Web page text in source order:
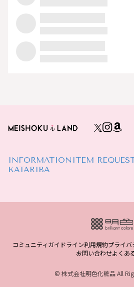
INFORMATION ITEM
KATARIBA
コミュニティガイドライン利用規約プライバ
お問い合わせよくあ
© 株式会社明色化粧品 All